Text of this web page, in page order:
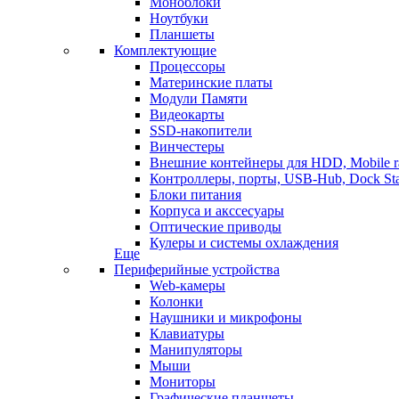
Ноутбуки
Планшеты
Комплектующие
Процессоры
Материнские платы
Модули Памяти
Видеокарты
SSD-накопители
Винчестеры
Внешние контейнеры для HDD, Mobile
Контроллеры, порты, USB-Hub, Dock
Блоки питания
Корпуса и акссесуары
Оптические приводы
Кулеры и системы охлаждения
Еще
Периферийные устройства
Web-камеры
Колонки
Наушники и микрофоны
Клавиатуры
Манипуляторы
Мыши
Мониторы